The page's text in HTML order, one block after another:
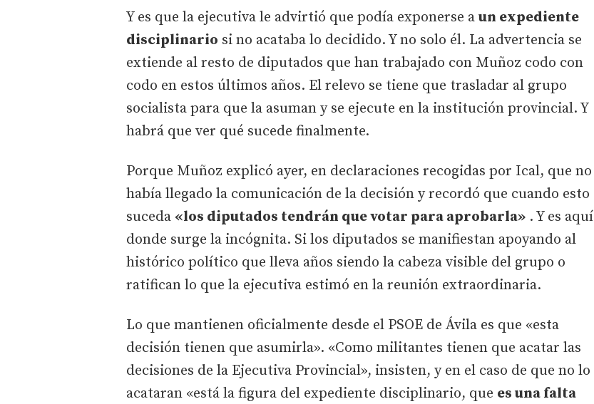
Y es que la ejecutiva le advirtió que podía exponerse a un expediente
disciplinario si no acataba lo decidido. Y no solo él. La advertencia se
extiende al resto de diputados que han trabajado con Muñoz codo con
codo en estos últimos años. El relevo se tiene que trasladar al grupo
socialista para que la asuman y se ejecute en la institución provincial. Y
habrá que ver qué sucede finalmente.
Porque Muñoz explicó ayer, en declaraciones recogidas por Ical, que no
había llegado la comunicación de la decisión y recordó que cuando esto
suceda «los diputados tendrán que votar para aprobarla» . Y es aquí
donde surge la incógnita. Si los diputados se manifiestan apoyando al
histórico político que lleva años siendo la cabeza visible del grupo o
ratifican lo que la ejecutiva estimó en la reunión extraordinaria.
Lo que mantienen oficialmente desde el PSOE de Ávila es que «esta
decisión tienen que asumirla». «Como militantes tienen que acatar las
decisiones de la Ejecutiva Provincial», insisten, y en el caso de que no lo
acataran «está la figura del expediente disciplinario, que es una falta